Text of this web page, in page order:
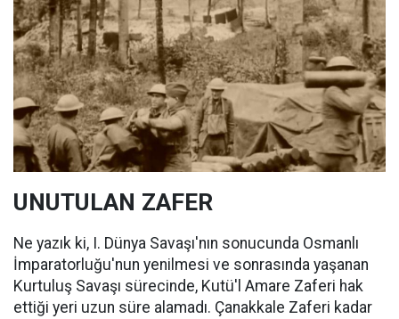
UNUTULAN ZAFER
Ne yazık ki, I. Dünya Savaşı'nın sonucunda Osmanlı
İmparatorluğu'nun yenilmesi ve sonrasında yaşanan
Kurtuluş Savaşı sürecinde, Kutü'l Amare Zaferi hak
ettiği yeri uzun süre alamadı. Çanakkale Zaferi kadar